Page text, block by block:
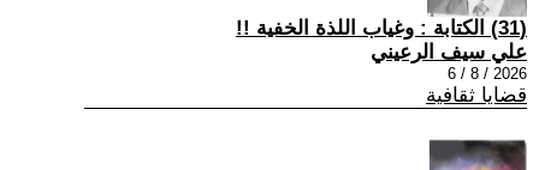
(31) الكتابة : وغياب اللذة الخفية !!
علي سيف الرعيني
2026 / 8 / 6
قضايا ثقافية